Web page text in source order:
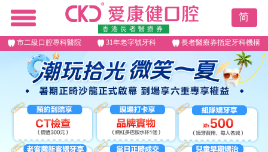
香港長者醫療券
简
市二級口腔專科醫院 31年老字號牙科 長者醫療券指定牙科機構